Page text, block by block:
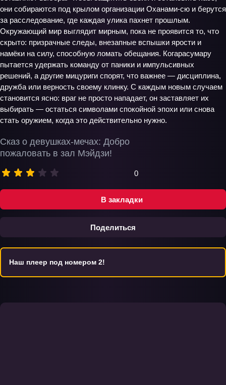
В закладки
Поделиться
Сказ о девушках-мечах: Добро
пожаловать в зал Мэйдзи!
0
они собираются под крылом организации Оханами‑сю и берутся
за расследование, где каждая улика пахнет прошлым.
Окружающий мир выглядит мирным, пока не проявится то, что
скрыто: призрачные следы, внезапные вспышки ярости и
намёки на силу, способную ломать обещания. Когарасумару
пытается удержать команду от паники и импульсивных
решений, а другие мицуриги спорят, что важнее — дисциплина,
дружба или верность своему клинку. С каждым новым случаем
становится ясно: враг не просто нападает, он заставляет их
выбирать — остаться символами спокойной эпохи или снова
стать оружием, когда это действительно нужно.
Наш плеер под номером 2!